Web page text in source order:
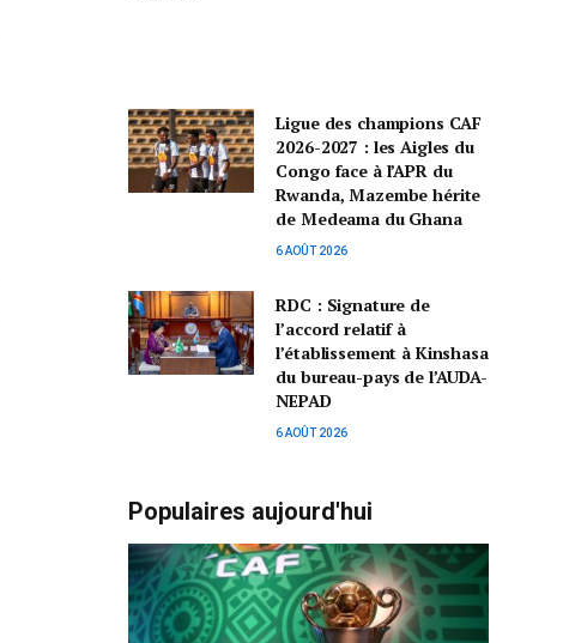
Ligue des champions CAF
2026-2027 : les Aigles du
Congo face à l’APR du
Rwanda, Mazembe hérite
de Medeama du Ghana
6 AOÛT 2026
RDC : Signature de
l’accord relatif à
l’établissement à Kinshasa
du bureau-pays de l’AUDA-
NEPAD
6 AOÛT 2026
Populaires aujourd'hui